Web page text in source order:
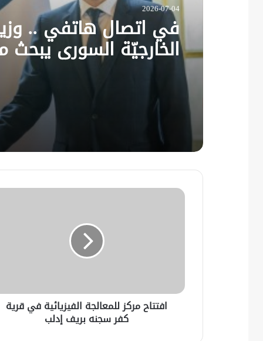
2026-07-04
في اتصال هاتفي ..
الخارجيّة السوري يبحث
نظيره الفرنسي آخر
افتتاح مركز للمعالجة الفيزيائية في قرية
كفر سجنه بريف إدلب